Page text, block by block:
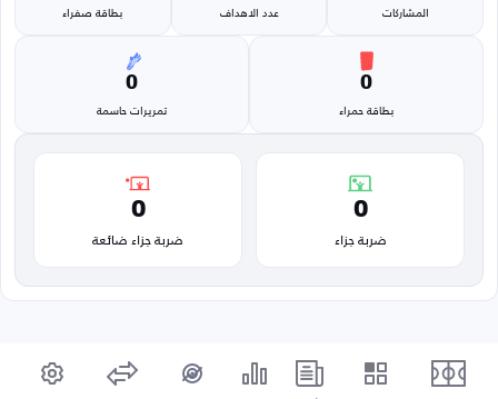
المشاركات عدد الاهداف بطاقة صفراء
0
بطاقة حمراء
0
تمريرات حاسمة
0
ضربة جزاء
0
ضربة جزاء ضائعة